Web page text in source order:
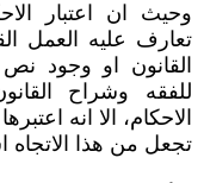
وحيث ان اعتبار
تعارف عليه العمل
القانون او وجود
للفقه وشراح
الاحكام، الا انه
تجعل من هذا الاتجاه